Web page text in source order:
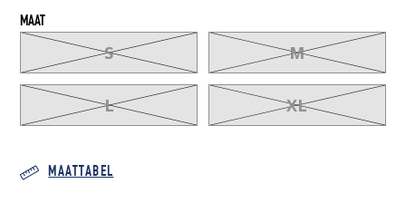
MAAT
S M
L XL
MAATTABEL